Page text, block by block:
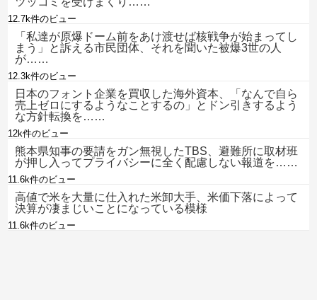
12.7k件のビュー
「私達が原爆ドーム前をあけ渡せば核戦争が始まってし
まう」と訴える市民団体、それを聞いた被爆3世の人
が……
12.3k件のビュー
日本のフォント企業を買収した海外資本、「なんで自ら
売上ゼロにするようなことするの」とドン引きするよう
な方針転換を……
12k件のビュー
熊本県知事の要請をガン無視したTBS、避難所に取材班
が押し入ってプライバシーに全く配慮しない報道を……
11.6k件のビュー
高値で米を大量に仕入れた米卸大手、米価下落によって
決算が凄まじいことになっている模様
11.6k件のビュー